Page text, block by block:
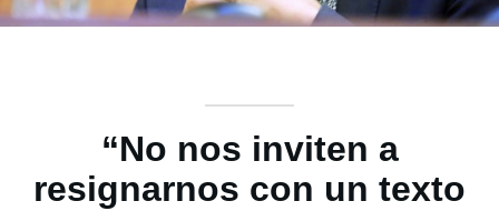
“No nos inviten a
resignarnos con un texto